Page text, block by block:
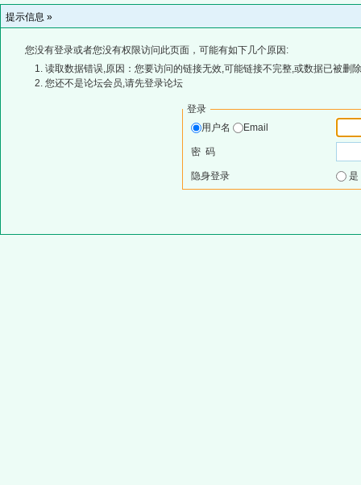
提示信息 »
您没有登录或者您没有权限访问此页面，可能有如下几个原因:
读取数据错误,原因：您要访问的链接无效,可能链接不完整,或数据已被删
您还不是论坛会员,请先登录论坛
登录
用户名
Email
密 码
隐身登录